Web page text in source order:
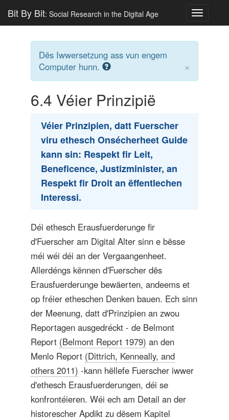
Toggle
Bit By Bit: Social Research in the Digital Age
Dës Iwwersetzung ass vun engem
Computer hunn.
×
6.4 Véier Prinzipië
Véier Prinzipien, datt Fuerscher
viru ethesch Onsécherheet Guide
kann sin: Respekt fir Leit,
Beneficence, Justizminister, an
Respekt fir Droit an ëffentlechen
Interessi.
Déi ethesch Erausfuerderunge fir
d'Fuerscher am Digital Alter sinn e bësse
méi wéi déi an der Vergaangenheet.
Allerdéngs kënnen d'Fuerscher dës
Erausfuerderunge bewäerten, andeems et
op fréier etheschen Denken bauen. Ech sinn
der Meenung, datt d'Prinzipien an zwou
Reportagen ausgedréckt - de Belmont
Report (Belmont Report 1979) an den
Menlo Report (Dittrich, Kenneally, and
others 2011) -kann hëllefe Fuerscher iwwer
d'ethesch Erausfuerderungen, déi se
konfrontéieren. Wéi ech am Detail an der
historescher Apdikt zu dësem Kapitel